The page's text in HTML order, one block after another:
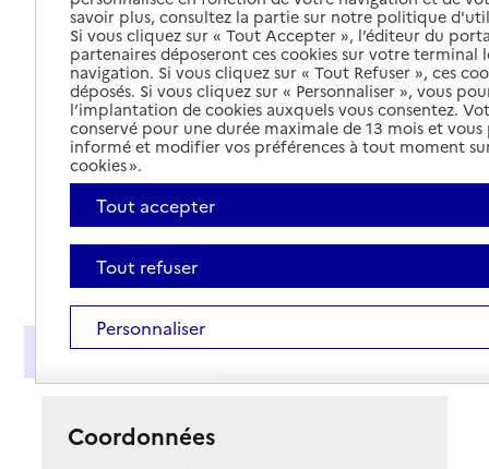
Présentation
Coordonnées
savoir plus, consultez la partie sur notre politique
Si vous cliquez sur « Tout Accepter », l’éditeur du
partenaires déposeront ces cookies sur votre terminal
navigation. Si vous cliquez sur « Tout Refuser », ces
déposés. Si vous cliquez sur « Personnaliser », vous
l’implantation de cookies auxquels vous consentez.
conservé pour une durée maximale de 13 mois et
informé et modifier vos préférences à tout moment
cookies ».
Tout accepter
Tout refuser
Personnaliser